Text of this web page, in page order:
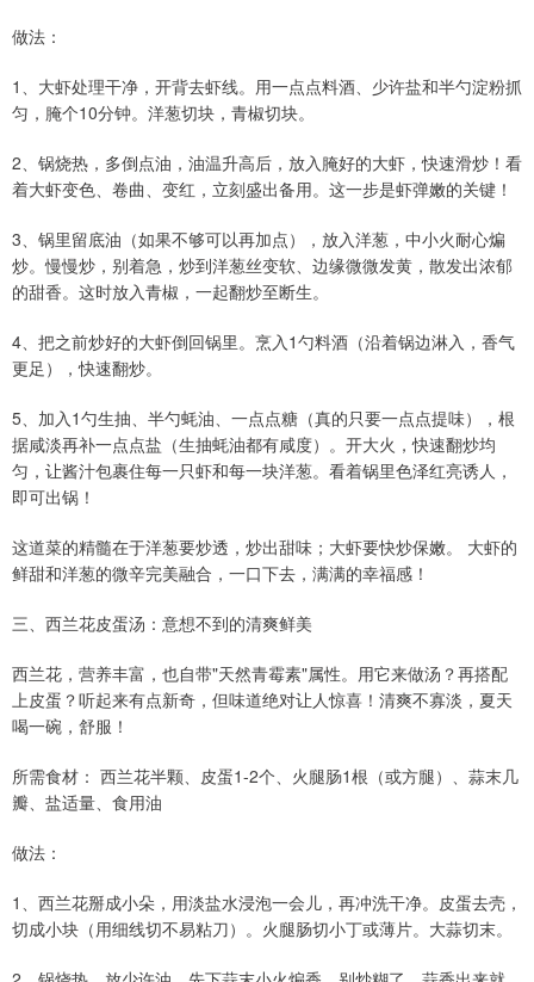
做法：
1、大虾处理干净，开背去虾线。用一点点料酒、少许盐和半勺淀粉抓
匀，腌个10分钟。洋葱切块，青椒切块。
2、锅烧热，多倒点油，油温升高后，放入腌好的大虾，快速滑炒！看
着大虾变色、卷曲、变红，立刻盛出备用。这一步是虾弹嫩的关键！
3、锅里留底油（如果不够可以再加点），放入洋葱，中小火耐心煸
炒。慢慢炒，别着急，炒到洋葱丝变软、边缘微微发黄，散发出浓郁
的甜香。这时放入青椒，一起翻炒至断生。
4、把之前炒好的大虾倒回锅里。烹入1勺料酒（沿着锅边淋入，香气
更足），快速翻炒。
5、加入1勺生抽、半勺蚝油、一点点糖（真的只要一点点提味），根
据咸淡再补一点点盐（生抽蚝油都有咸度）。开大火，快速翻炒均
匀，让酱汁包裹住每一只虾和每一块洋葱。看着锅里色泽红亮诱人，
即可出锅！
这道菜的精髓在于洋葱要炒透，炒出甜味；大虾要快炒保嫩。 大虾的
鲜甜和洋葱的微辛完美融合，一口下去，满满的幸福感！
三、西兰花皮蛋汤：意想不到的清爽鲜美
西兰花，营养丰富，也自带"天然青霉素"属性。用它来做汤？再搭配
上皮蛋？听起来有点新奇，但味道绝对让人惊喜！清爽不寡淡，夏天
喝一碗，舒服！
所需食材： 西兰花半颗、皮蛋1-2个、火腿肠1根（或方腿）、蒜末几
瓣、盐适量、食用油
做法：
1、西兰花掰成小朵，用淡盐水浸泡一会儿，再冲洗干净。皮蛋去壳，
切成小块（用细线切不易粘刀）。火腿肠切小丁或薄片。大蒜切末。